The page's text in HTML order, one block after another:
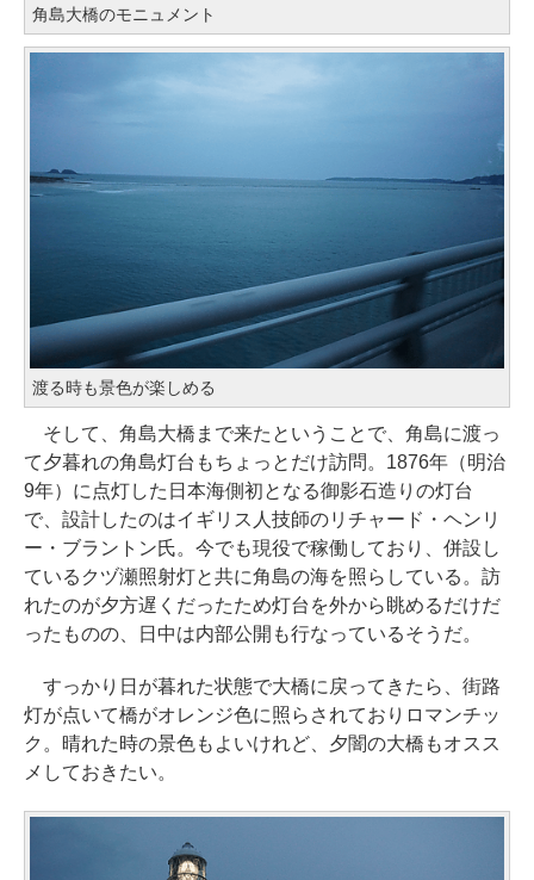
角島大橋のモニュメント
渡る時も景色が楽しめる
そして、角島大橋まで来たということで、角島に渡っ
て夕暮れの角島灯台もちょっとだけ訪問。1876年（明治
9年）に点灯した日本海側初となる御影石造りの灯台
で、設計したのはイギリス人技師のリチャード・ヘンリ
ー・ブラントン氏。今でも現役で稼働しており、併設し
ているクヅ瀬照射灯と共に角島の海を照らしている。訪
れたのが夕方遅くだったため灯台を外から眺めるだけだ
ったものの、日中は内部公開も行なっているそうだ。
すっかり日が暮れた状態で大橋に戻ってきたら、街路
灯が点いて橋がオレンジ色に照らされておりロマンチッ
ク。晴れた時の景色もよいけれど、夕闇の大橋もオスス
メしておきたい。